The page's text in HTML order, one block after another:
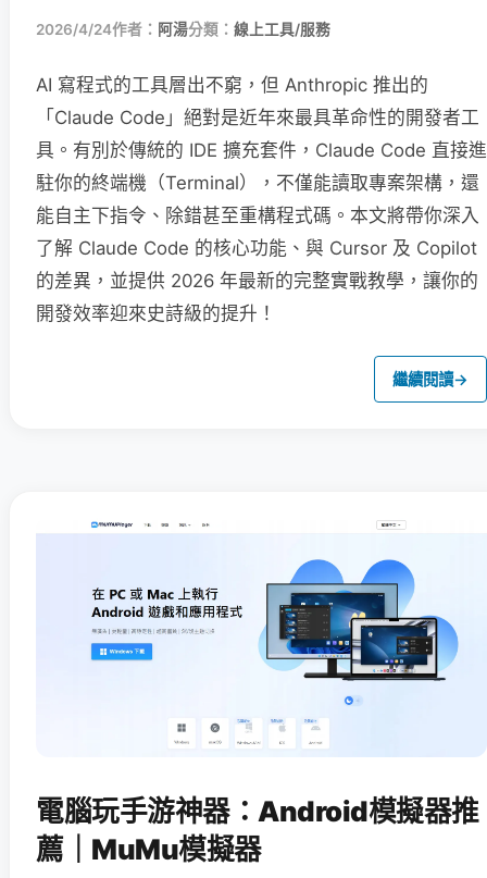
2026/4/24作者： 阿湯分類： 線上工具/服務
AI 寫程式的工具層出不窮，但 Anthropic 推出的
「Claude Code」絕對是近年來最具革命性的開發者工
具。有別於傳統的 IDE 擴充套件，Claude Code 直接進
駐你的終端機（Terminal），不僅能讀取專案架構，還
能自主下指令、除錯甚至重構程式碼。本文將帶你深入
了解 Claude Code 的核心功能、與 Cursor 及 Copilot
的差異，並提供 2026 年最新的完整實戰教學，讓你的
開發效率迎來史詩級的提升！
繼續閱讀→
電腦玩手游神器：Android模擬器推
薦｜MuMu模擬器